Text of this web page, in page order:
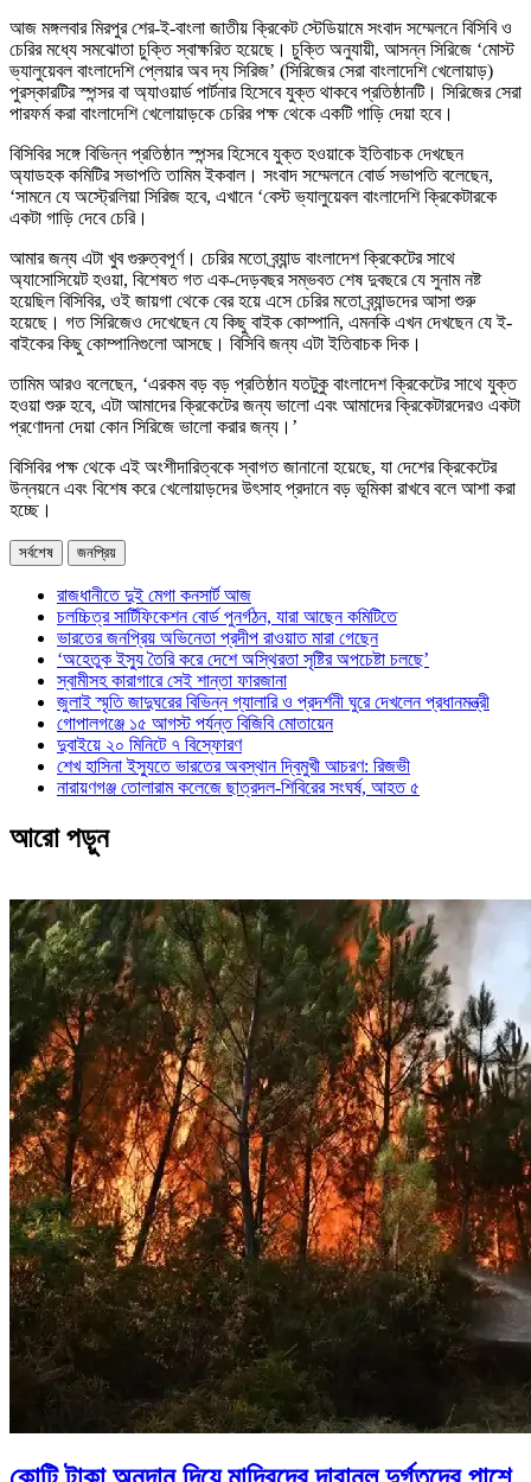
আজ মঙ্গলবার মিরপুর শের-ই-বাংলা জাতীয় ক্রিকেট স্টেডিয়ামে সংবাদ সম্মেলনে বিসিবি ও
চেরির মধ্যে সমঝোতা চুক্তি স্বাক্ষরিত হয়েছে। চুক্তি অনুযায়ী, আসন্ন সিরিজে ‘মোস্ট
ভ্যালুয়েবল বাংলাদেশি প্লেয়ার অব দ্য সিরিজ’ (সিরিজের সেরা বাংলাদেশি খেলোয়াড়)
পুরস্কারটির স্পন্সর বা অ্যাওয়ার্ড পার্টনার হিসেবে যুক্ত থাকবে প্রতিষ্ঠানটি। সিরিজের সেরা
পারফর্ম করা বাংলাদেশি খেলোয়াড়কে চেরির পক্ষ থেকে একটি গাড়ি দেয়া হবে।
বিসিবির সঙ্গে বিভিন্ন প্রতিষ্ঠান স্পন্সর হিসেবে যুক্ত হওয়াকে ইতিবাচক দেখছেন
অ্যাডহক কমিটির সভাপতি তামিম ইকবাল। সংবাদ সম্মেলনে বোর্ড সভাপতি বলেছেন,
‘সামনে যে অস্ট্রেলিয়া সিরিজ হবে, এখানে ‘বেস্ট ভ্যালুয়েবল বাংলাদেশি ক্রিকেটারকে
একটা গাড়ি দেবে চেরি।
আমার জন্য এটা খুব গুরুত্বপূর্ণ। চেরির মতো ব্র্যান্ড বাংলাদেশ ক্রিকেটের সাথে
অ্যাসোসিয়েট হওয়া, বিশেষত গত এক-দেড়বছর সম্ভবত শেষ দুবছরে যে সুনাম নষ্ট
হয়েছিল বিসিবির, ওই জায়গা থেকে বের হয়ে এসে চেরির মতো ব্র্যান্ডদের আসা শুরু
হয়েছে। গত সিরিজেও দেখেছেন যে কিছু বাইক কোম্পানি, এমনকি এখন দেখছেন যে ই-
বাইকের কিছু কোম্পানিগুলো আসছে। বিসিবি জন্য এটা ইতিবাচক দিক।
তামিম আরও বলেছেন, ‘এরকম বড় বড় প্রতিষ্ঠান যতটুকু বাংলাদেশ ক্রিকেটের সাথে যুক্ত
হওয়া শুরু হবে, এটা আমাদের ক্রিকেটের জন্য ভালো এবং আমাদের ক্রিকেটারদেরও একটা
প্রণোদনা দেয়া কোন সিরিজে ভালো করার জন্য।’
বিসিবির পক্ষ থেকে এই অংশীদারিত্বকে স্বাগত জানানো হয়েছে, যা দেশের ক্রিকেটের
উন্নয়নে এবং বিশেষ করে খেলোয়াড়দের উৎসাহ প্রদানে বড় ভূমিকা রাখবে বলে আশা করা
হচ্ছে।
সর্বশেষ জনপ্রিয়
রাজধানীতে দুই মেগা কনসার্ট আজ
চলচ্চিত্র সার্টিফিকেশন বোর্ড পুনর্গঠন, যারা আছেন কমিটিতে
ভারতের জনপ্রিয় অভিনেতা প্রদীপ রাওয়াত মারা গেছেন
‘অহেতুক ইস্যু তৈরি করে দেশে অস্থিরতা সৃষ্টির অপচেষ্টা চলছে’
স্বামীসহ কারাগারে সেই শান্তা ফারজানা
জুলাই স্মৃতি জাদুঘরের বিভিন্ন গ্যালারি ও প্রদর্শনী ঘুরে দেখলেন প্রধানমন্ত্রী
গোপালগঞ্জে ১৫ আগস্ট পর্যন্ত বিজিবি মোতায়েন
দুবাইয়ে ২০ মিনিটে ৭ বিস্ফোরণ
শেখ হাসিনা ইস্যুতে ভারতের অবস্থান দ্বিমুখী আচরণ: রিজভী
নারায়ণগঞ্জ তোলারাম কলেজে ছাত্রদল-শিবিরের সংঘর্ষ, আহত ৫
আরো পড়ুন